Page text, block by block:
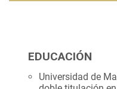
EDUCACIÓN
Universidad de